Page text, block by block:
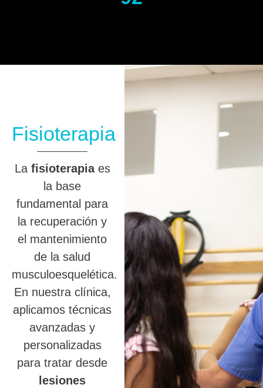
Fisioterapia
La fisioterapiaes
la base
fundamental para
la recuperación y
el mantenimiento
de la salud
musculoesquelética.
En nuestra clínica,
aplicamos técnicas
avanzadas y
personalizadas
para tratar desde
lesiones